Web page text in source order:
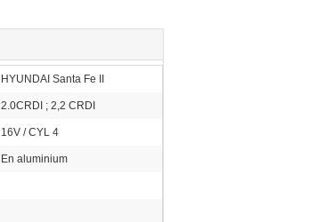
HYUNDAI Santa Fe II
2.0CRDI ; 2,2 CRDI
16V / CYL 4
En aluminium